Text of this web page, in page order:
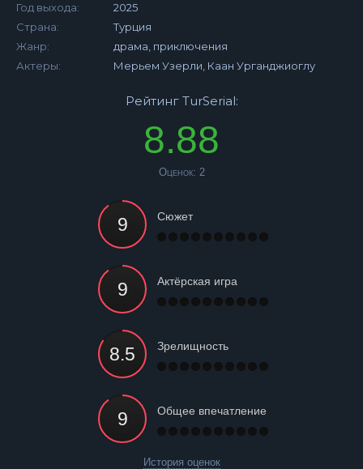
Год выхода:
2025
Страна:
Турция
Жанр:
драма, приключения
Актеры:
Мерьем Узерли, Каан Урганджиоглу
Рейтинг TurSerial:
8.88
Оценок: 2
Сюжет
Актёрская игра
Зрелищность
Общее впечатление
История оценок